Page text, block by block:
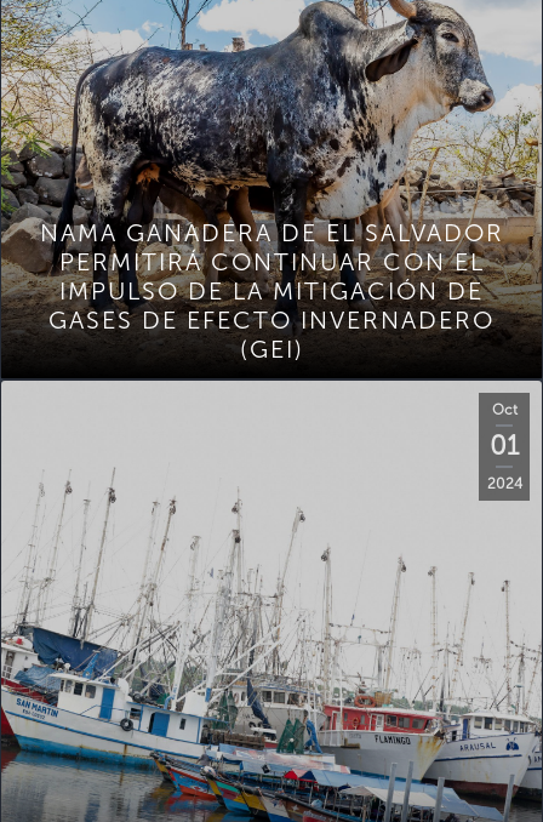
NAMA GANADERA DE EL SALVADOR
PERMITIRÁ CONTINUAR CON EL
IMPULSO DE LA MITIGACIÓN DE
GASES DE EFECTO INVERNADERO
(GEI)
Oct
01
2024